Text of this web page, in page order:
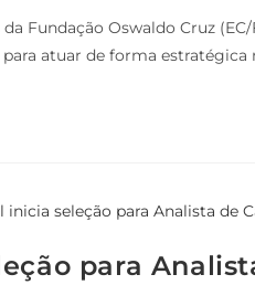
Fundação Oswaldo Cruz
atuar de forma
para